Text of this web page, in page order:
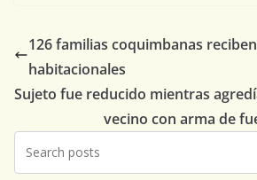
126 familias coquimbanas
habitacionales
Sujeto fue reducido mientras
vecino con arma de